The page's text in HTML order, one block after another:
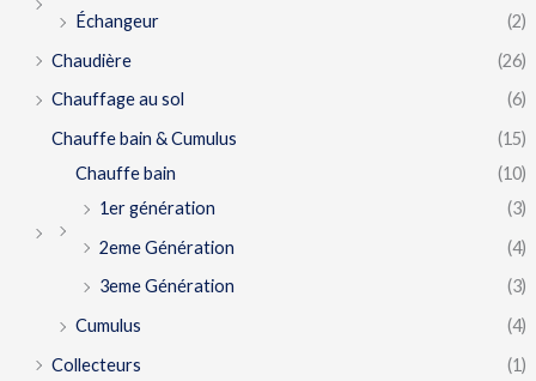
Échangeur
(2)
Chaudière
(26)
Chauffage au sol
(6)
Chauffe bain & Cumulus
(15)
Chauffe bain
(10)
1er génération
(3)
2eme Génération
(4)
3eme Génération
(3)
Cumulus
(4)
Collecteurs
(1)